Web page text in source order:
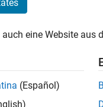
Stellen
Es
Region
eine Website aus
(Español)